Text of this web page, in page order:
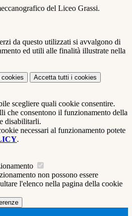
del Liceo Grassi.
da questo utilizzati si avvalgono di
ed utili alle finalità illustrate nella
cookies Accetta tutti i cookies
scegliere quali cookie consentire.
che consentono il funzionamento della
disabilitarli.
necessari al funzionamento potete
.
non possono essere
l'elenco nella pagina della cookie